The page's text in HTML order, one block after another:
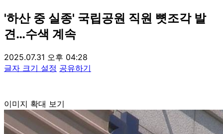
'하산 중 실종' 국립공원 직원 뼛조각 발
견…수색 계속
2025.07.31 오후 04:28
글자 크기 설정 공유하기
이미지 확대 보기